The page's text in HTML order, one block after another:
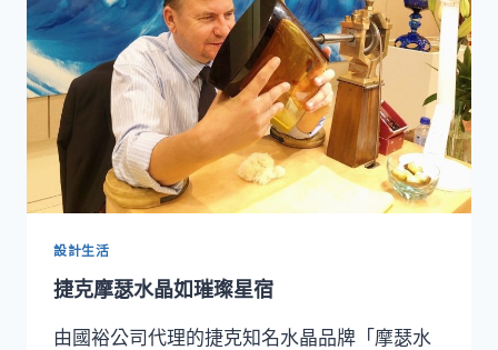
瓷
展
設計生活
捷克摩瑟水晶如璀璨星宿
由國裕公司代理的捷克知名水晶品牌「摩瑟水